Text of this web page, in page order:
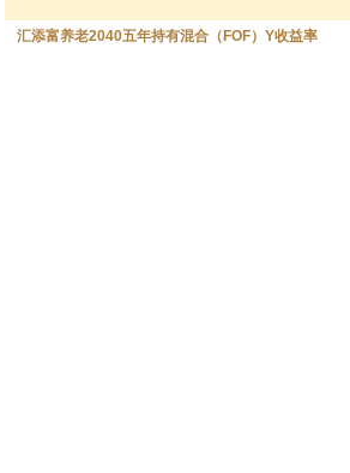
汇添富养老2040五年持有混合（FOF）Y收益率